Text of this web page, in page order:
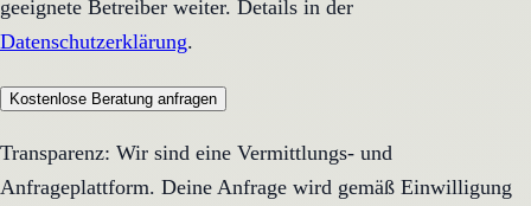
geeignete Betreiber weiter. Details in der
Datenschutzerklärung.
Kostenlose Beratung anfragen
Transparenz: Wir sind eine Vermittlungs- und
Anfrageplattform. Deine Anfrage wird gemäß Einwilligung